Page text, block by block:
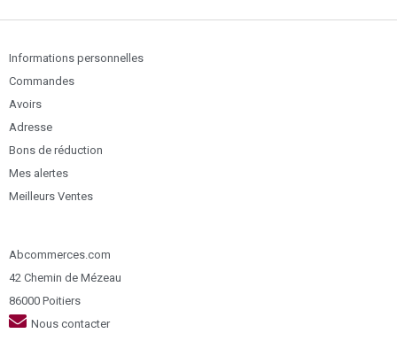
Informations personnelles
Commandes
Avoirs
Adresse
Bons de réduction
Mes alertes
Meilleurs Ventes
Abcommerces.com
42 Chemin de Mézeau
86000 Poitiers
Nous contacter